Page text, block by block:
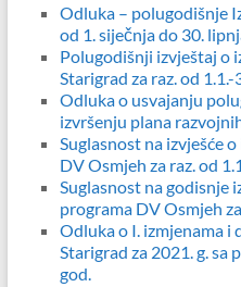
Odluka – polugodišnje
od 1. siječnja do 30.
Polugodišnji izvještaj o
Starigrad za raz. od
Odluka o usvajanju
izvršenju plana
Suglasnost na izvješće
DV Osmjeh za raz. od
Suglasnost na godisnje
programa DV Osmjeh
Odluka o I. izmjenama i
Starigrad za 2021. g. sa
god.